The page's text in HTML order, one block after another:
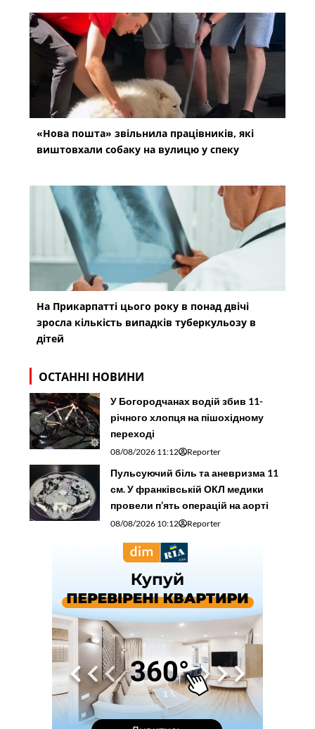
«Нова пошта» звільнила працівників, які
виштовхали собаку на вулицю у спеку
На Прикарпатті цього року в понад двічі
зросла кількість випадків туберкульозу в
дітей
ОСТАННІ НОВИНИ
У Богородчанах водій збив 11-
річного хлопця на пішохідному
переході
08/08/2026 11:12 Reporter
Пульсуючий біль та аневризма 11
см. У франківській ОКЛ медики
провели п’ять операцій на аорті
08/08/2026 10:12 Reporter